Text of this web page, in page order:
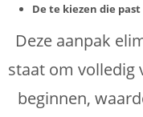
De te kiezen die
Deze aanpak
staat om volledig
beginnen,